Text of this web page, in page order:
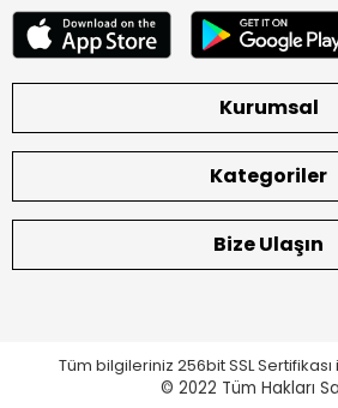
Kurumsal
Kategoriler
Bize Ulaşın
Tüm bilgileriniz 256bit SSL
© 2022 Tüm Hakları